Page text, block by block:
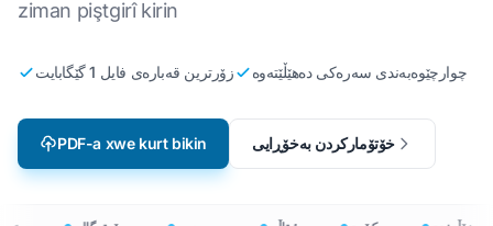
ziman piştgirî kirin
زۆرترین قەبارەی فایل 1 گێگابایت چوارچێوەبەندی سەرەکی دەهێڵێتەوە
PDF-a xwe kurt bikin خۆتۆمارکردن بەخۆڕایی